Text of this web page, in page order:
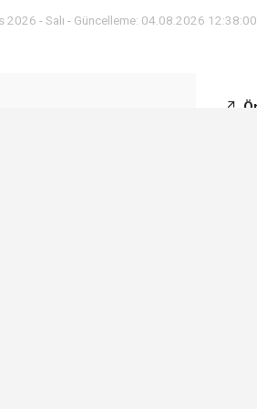
2026 - Salı - Güncelleme: 04.08.2026 12:38:00